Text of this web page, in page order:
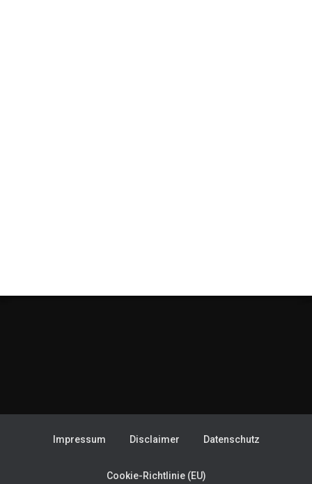
Impressum Disclaimer Datenschutz
Cookie-Richtlinie (EU)